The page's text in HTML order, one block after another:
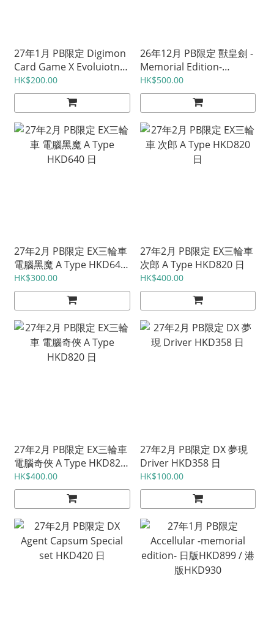
27年1月 PB限定 Digimon
Card Game X Evoluiotn
PB26 HKD488 日
HK$200.00
26年12月 PB限定 獸皇劍 -
Memorial Edition-
HKD1420 日
HK$500.00
27年2月 PB限定 EX三輪車
電腦黑魔 A Type HKD640
日
HK$300.00
27年2月 PB限定 EX三輪車
次郎 A Type HKD820 日
HK$400.00
27年2月 PB限定 EX三輪車
電腦奇俠 A Type HKD820
日
HK$400.00
27年2月 PB限定 DX 夢現
Driver HKD358 日
HK$100.00